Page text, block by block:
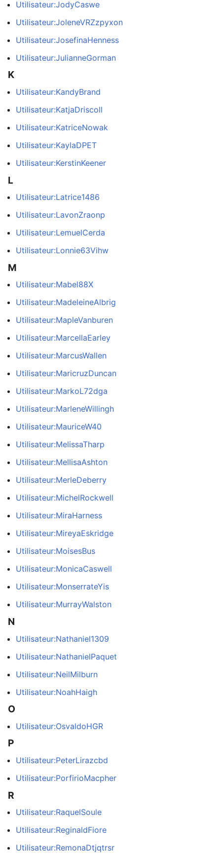
Utilisateur:JodyCaswe
Utilisateur:JoleneVRZzpyxon
Utilisateur:JosefinaHenness
Utilisateur:JulianneGorman
K
Utilisateur:KandyBrand
Utilisateur:KatjaDriscoll
Utilisateur:KatriceNowak
Utilisateur:KaylaDPET
Utilisateur:KerstinKeener
L
Utilisateur:Latrice1486
Utilisateur:LavonZraonp
Utilisateur:LemuelCerda
Utilisateur:Lonnie63Vihw
M
Utilisateur:Mabel88X
Utilisateur:MadeleineAlbrig
Utilisateur:MapleVanburen
Utilisateur:MarcellaEarley
Utilisateur:MarcusWallen
Utilisateur:MaricruzDuncan
Utilisateur:MarkoL72dga
Utilisateur:MarleneWillingh
Utilisateur:MauriceW40
Utilisateur:MelissaTharp
Utilisateur:MellisaAshton
Utilisateur:MerleDeberry
Utilisateur:MichelRockwell
Utilisateur:MiraHarness
Utilisateur:MireyaEskridge
Utilisateur:MoisesBus
Utilisateur:MonicaCaswell
Utilisateur:MonserrateYis
Utilisateur:MurrayWalston
N
Utilisateur:Nathaniel1309
Utilisateur:NathanielPaquet
Utilisateur:NeilMilburn
Utilisateur:NoahHaigh
O
Utilisateur:OsvaldoHGR
P
Utilisateur:PeterLirazcbd
Utilisateur:PorfirioMacpher
R
Utilisateur:RaquelSoule
Utilisateur:ReginaldFiore
Utilisateur:RemonaDtjqtrsr